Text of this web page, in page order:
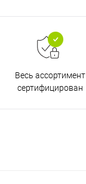
Весь ассортимент
сертифицирован